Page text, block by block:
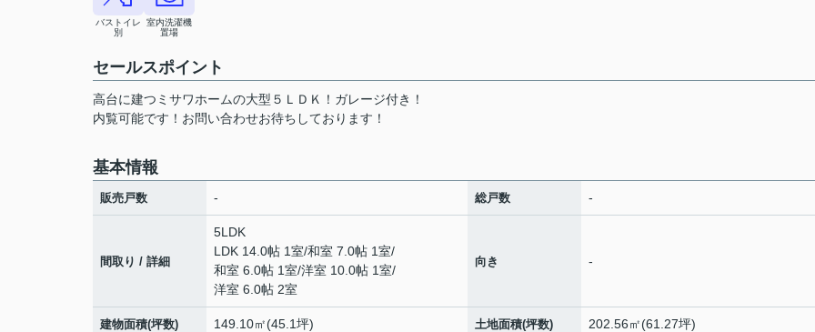
バストイレ
別
室内洗濯機
置場
セールスポイント
高台に建つミサワホームの大型５ＬＤＫ！ガレージ付き！
内覧可能です！お問い合わせお待ちしております！
基本情報
販売戸数 - 総戸数 -
間取り / 詳細
5LDK
LDK 14.0帖 1室/和室 7.0帖 1室/
和室 6.0帖 1室/洋室 10.0帖 1室/
洋室 6.0帖 2室
向き -
建物面積(坪数) 149.10㎡(45.1坪) 土地面積(坪数) 202.56㎡(61.27坪)